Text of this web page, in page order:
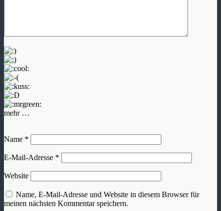
mehr …
Name *
E-Mail-Adresse *
Website
Name, E-Mail-Adresse und Website in diesem Browser für
meinen nächsten Kommentar speichern.